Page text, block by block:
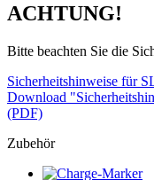
ACHTUNG!
Bitte beachten Sie die
Sicherheitshinweise für
Download
(PDF)
Zubehör